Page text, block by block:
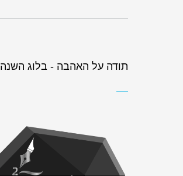
תודה על האהבה - בלוג השנה